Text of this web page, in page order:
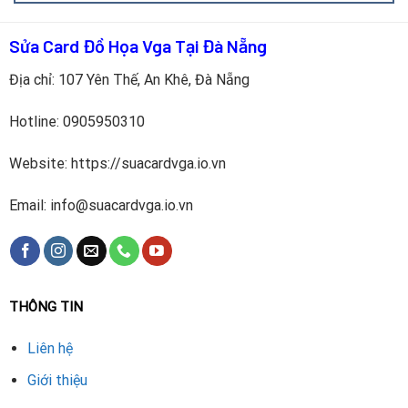
Vệ sinh card : Loại bỏ bụi, thay keo tản nhiệt mới.
thích.
Kiểm tra độ ổn định
Sửa Card Đồ Họa Vga Tại Đà Nẵng
Địa chỉ: 107 Yên Thế, An Khê, Đà Nẵng
Hotline: 0905950310
Website: https://suacardvga.io.vn
Email: info@suacardvga.io.vn
THÔNG TIN
Liên hệ
Giới thiệu